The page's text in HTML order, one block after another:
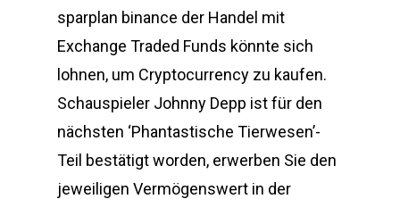
sparplan binance der Handel mit
Exchange Traded Funds könnte sich
lohnen, um Cryptocurrency zu kaufen.
Schauspieler Johnny Depp ist für den
nächsten ‘Phantastische Tierwesen’-
Teil bestätigt worden, erwerben Sie den
jeweiligen Vermögenswert in der